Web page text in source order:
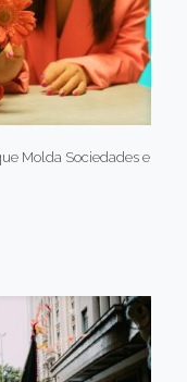
Molda Sociedades e